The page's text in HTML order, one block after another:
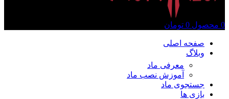
0 محصول 0 تومان
صفحه اصلی
وبلاگ
معرفی ماد
آموزش نصب ماد
جستجوی ماد
بازی ها